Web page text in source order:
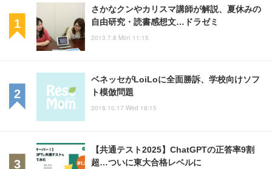
さかなクンやカリスマ講師が解説、夏休みの
自由研究・読書感想文…ドラゼミ
2013.7.8 Mon 11:15
ベネッセがLoiLoに全面勝訴、学校向けソフ
ト模倣問題
2018.10.17 Wed 18:15
【共通テスト2025】ChatGPTの正答率9割
超…ついに東大合格レベルに